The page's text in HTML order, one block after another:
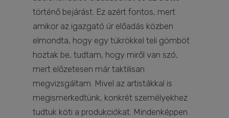
történő bejárást. Ez azért fontos, mert
amikor az igazgató úr előadás közben
elmondta, hogy egy tükrökkel teli gömböt
hoztak be, tudtam, hogy miről van szó,
mert előzetesen már taktilisan
megvizsgáltam. Mivel az artistákkal is
megismerkedtünk, konkrét személyekhez
tudtuk köti a produkciókat. Mindenképpen